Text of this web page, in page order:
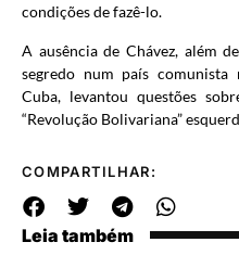
condições de fazê-lo.
A ausência de Chávez, além
segredo num país comunista
Cuba, levantou questões
“Revolução Bolivariana”
COMPARTILHAR:
Leia também